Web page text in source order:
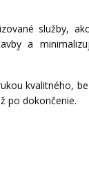
služby,
a
kvalitného,
po dokončenie.